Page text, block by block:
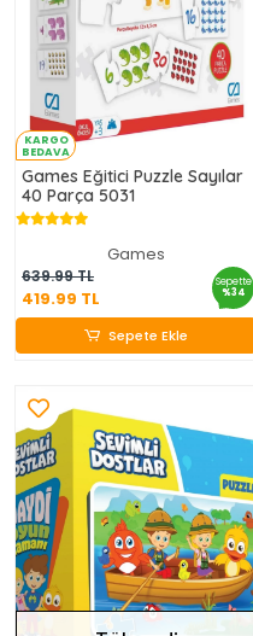
KARGO
BEDAVA
Games Eğitici Puzzle Sayılar
40 Parça 5031
Games
639.99 TL
419.99 TL
Sepette
%34
419.99 TL
Sepete Ekle